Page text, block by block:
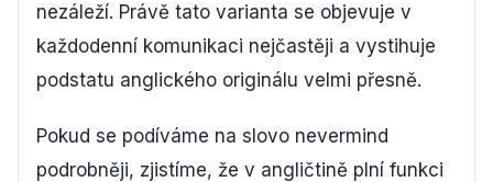
nezáleží. Právě tato varianta se objevuje v
každodenní komunikaci nejčastěji a vystihuje
podstatu anglického originálu velmi přesně.
Pokud se podíváme na slovo nevermind
podrobněji, zjistíme, že v angličtině plní funkci